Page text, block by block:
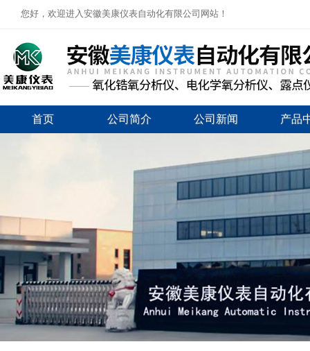
您好，欢迎进入安徽美康仪表自动化有限公司网站！
首页 公司简介 公司新闻 产品